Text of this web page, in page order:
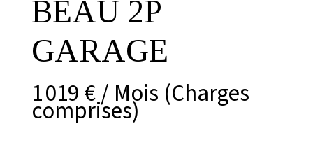
BEAU 2P
GARAGE
1 019 € / Mois (Charges
comprises)